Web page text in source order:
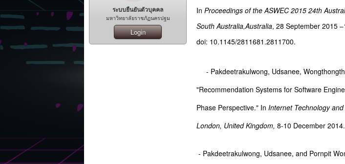
ระบบยืนยันตัวบุคคล
มหาวิทยาลัยราชภัฏนครปฐม
Login
In Proceedings of the ASWEC 2015 24th
South Australia,Australia, 28 September 2015 –
doi: 10.1145/2811681.2811700.
- Pakdeetrakulwong, Udsanee,
"Recommendation Systems for Software
Phase Perspective." In Internet Technology
London, United Kingdom, 8-10 December
- Pakdeetrakulwong, Udsanee, and Pornpit